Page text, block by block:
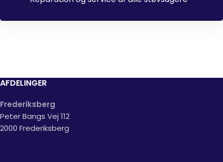
AFDELINGER
Frederiksberg
Peter Bangs Vej 112
2000 Frederiksberg